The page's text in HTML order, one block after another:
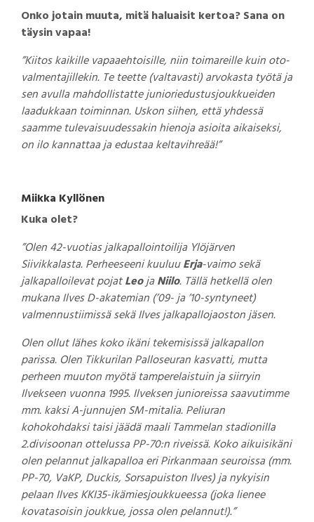
Onko jotain muuta, mitä haluaisit kertoa? Sana on
täysin vapaa!
”Kiitos kaikille vapaaehtoisille, niin toimareille kuin oto-
valmentajillekin. Te teette (valtavasti) arvokasta työtä ja
sen avulla mahdollistatte junioriedustusjoukkueiden
laadukkaan toiminnan. Uskon siihen, että yhdessä
saamme tulevaisuudessakin hienoja asioita aikaiseksi,
on ilo kannattaa ja edustaa keltavihreää!”
Miikka Kyllönen
Kuka olet?
”Olen 42-vuotias jalkapallointoilija Ylöjärven
Siivikkalasta. Perheeseeni kuuluuErja-vaimo sekä
jalkapalloilevat pojatLeojaNiilo. Tällä hetkellä olen
mukana Ilves D-akatemian (’09- ja ’10-syntyneet)
valmennustiimissä sekä Ilves jalkapallojaoston jäsen.
Olen ollut lähes koko ikäni tekemisissä jalkapallon
parissa. Olen Tikkurilan Palloseuran kasvatti, mutta
perheen muuton myötä tamperelaistuin ja siirryin
Ilvekseen vuonna 1995. Ilveksen junioreissa saavutimme
mm. kaksi A-junnujen SM-mitalia. Peliuran
kohokohdaksi taisi jäädä maali Tammelan stadionilla
2.divisoonan ottelussa PP-70:n riveissä. Koko aikuisikäni
olen pelannut jalkapalloa eri Pirkanmaan seuroissa (mm.
PP-70, VaKP, Duckis, Sorsapuiston Ilves) ja nykyisin
pelaan Ilves KKI35-ikämiesjoukkueessa (joka lienee
kovatasoisin joukkue, jossa olen pelannut!).”